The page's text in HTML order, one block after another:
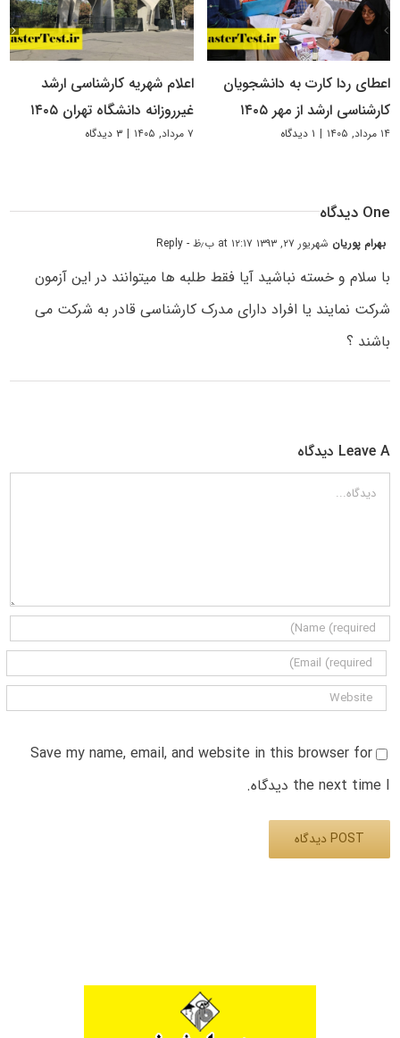
اعطای ردا کارت به دانشجویان
کارشناسی ارشد از مهر ۱۴۰۵
۱۴ مرداد, ۱۴۰۵ | ۱ دیدگاه
اعلام شهریه کارشناسی ارشد
غیرروزانه دانشگاه تهران ۱۴۰۵
۷ مرداد, ۱۴۰۵ | ۳ دیدگاه
One دیدگاه
بهرام پوریان شهریور ۲۷, ۱۳۹۳ at ۱۲:۱۷ ب٫ظ - Reply
با سلام و خسته نباشید آیا فقط طلبه ها میتوانند در این آزمون
شرکت نمایند یا افراد دارای مدرک کارشناسی قادر به شرکت می
باشند ؟
Leave A دیدگاه
دیدگاه
Save my name, email, and website in this browser for
the next time I دیدگاه.